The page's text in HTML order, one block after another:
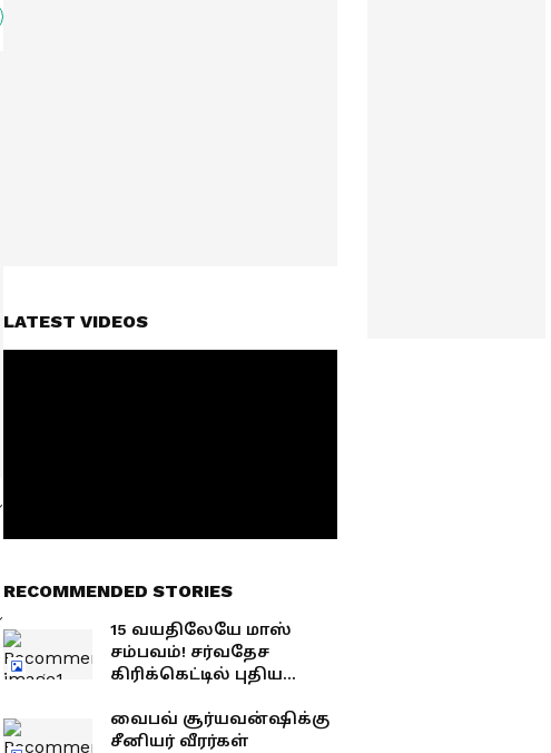
LATEST VIDEOS
RECOMMENDED STORIES
15 வயதிலேயே மாஸ்
சம்பவம்! சர்வதேச
கிரிக்கெட்டில் புதிய
படைத்த வைபவ்
சூர்யவன்ஷி!
வைபவ் சூர்யவன்ஷிக்கு
சீனியர் வீரர்கள்